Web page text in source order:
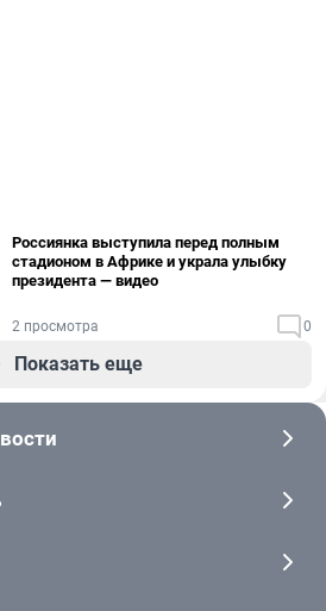
Россиянка выступила перед полным
стадионом в Африке и украла улыбку
президента — видео
2 просмотра 0
Показать еще